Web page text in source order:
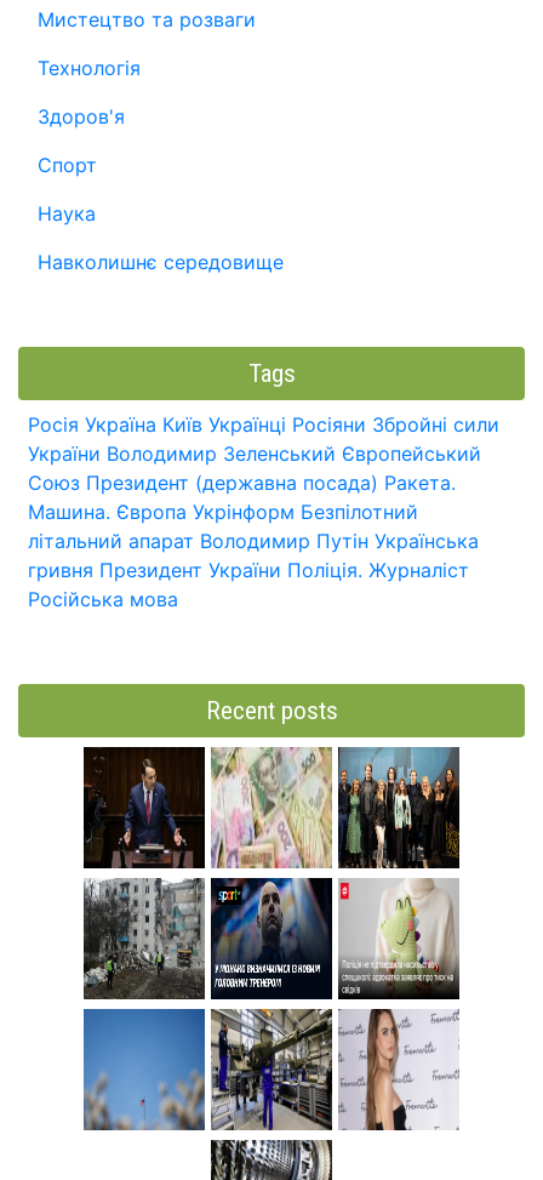
Мистецтво та розваги
Технологія
Здоров'я
Спорт
Наука
Навколишнє середовище
Tags
Росія Україна Київ Українці Росіяни Збройні сили
України Володимир Зеленський Європейський
Союз Президент (державна посада) Ракета.
Машина. Європа Укрінформ Безпілотний
літальний апарат Володимир Путін Українська
гривня Президент України Поліція. Журналіст
Російська мова
Recent posts